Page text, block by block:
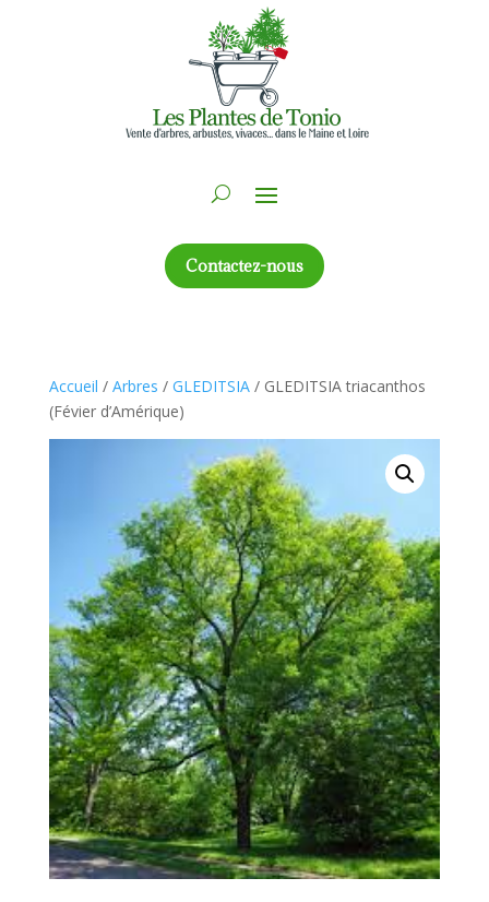
Contactez-nous
Accueil / Arbres / GLEDITSIA/ GLEDITSIA triacanthos
(Févier d’Amérique)